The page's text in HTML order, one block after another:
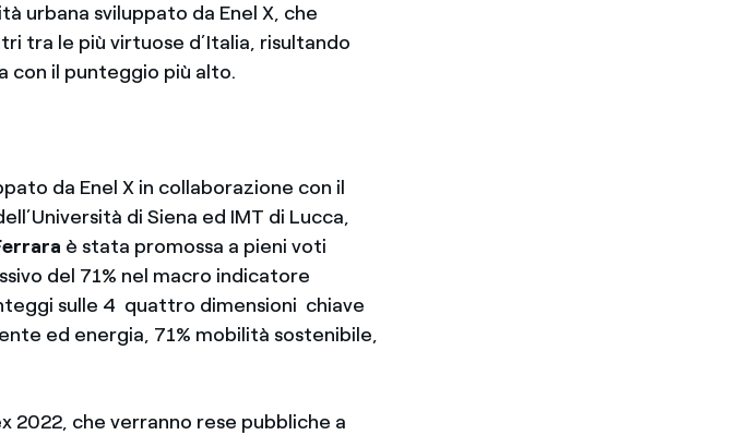
urbana sviluppato da Enel X, che
tra le più virtuose d’Italia, risultando
con il punteggio più alto.
da Enel X in collaborazione con il
di Siena ed IMT di Lucca,
è stata promossa a pieni voti
del 71% nel macro indicatore
sulle 4 quattro dimensioni chiave
ed energia, 71% mobilità sostenibile,
2022, che verranno rese pubbliche a